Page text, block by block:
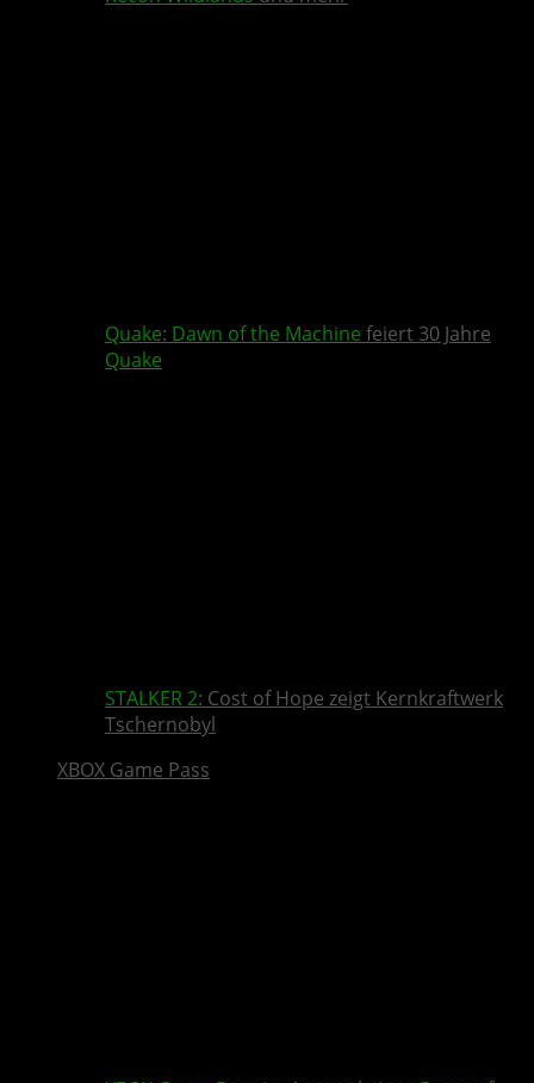
Quake: Dawn of the Machine feiert 30 Jahre
Quake
STALKER 2: Cost of Hope zeigt Kernkraftwerk
Tschernobyl
XBOX Game Pass